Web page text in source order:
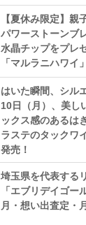
【夏休み限定】親
パワーストーンブ
水晶チップをプレ
「マルラニハワイ
はいた瞬間、シル
10日（月）、美し
ックス感のあるは
ラステのタックワ
発売！
埼玉県を代表する
「エブリデイゴー
月・想い出査定・